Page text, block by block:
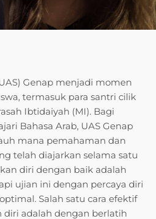
Genap menjadi momen
termasuk para santri cilik
Ibtidaiyah (MI). Bagi
Bahasa Arab, UAS Genap
mana pemahaman dan
telah diajarkan selama satu
diri dengan baik adalah
ujian ini dengan percaya diri
Salah satu cara efektif
adalah dengan berlatih